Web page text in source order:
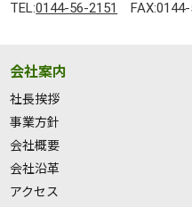
TEL:0144-56-2151
会社案内
社長挨拶
事業方針
会社概要
会社沿革
アクセス